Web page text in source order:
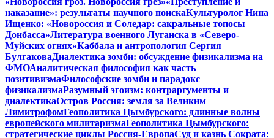
наказание»: результаты научного поискаКультуролог Нина
Ищенко: «Новороссия и Соледар: сакральные топосы
Донбасса»Литература военного Луганска в «Северо-
Муйских огнях»Каббала и антропология Сергия
БулгаковаДиалектика зомби: обсуждение физикализма на
ФМОАналитическая философия как часть
позитивизмаФилософские зомби и парадокс
физикализмаРазумный эгоизм: контраргументы и
диалектикаОстров Россия: земля за Великим
ЛимитрофомГеополитика Цымбурского: длинные волны
европейского милитаризмаГеополитика Цымбурского:
стратегические циклы Россия-ЕвропаСуд и казнь Сократа: